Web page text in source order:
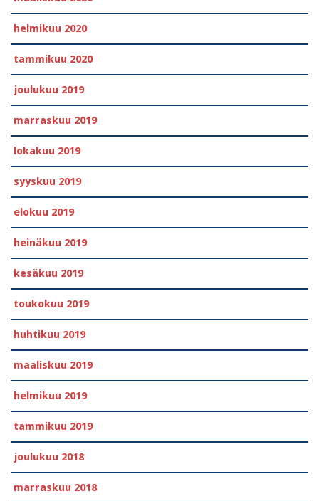
helmikuu 2020
tammikuu 2020
joulukuu 2019
marraskuu 2019
lokakuu 2019
syyskuu 2019
elokuu 2019
heinäkuu 2019
kesäkuu 2019
toukokuu 2019
huhtikuu 2019
maaliskuu 2019
helmikuu 2019
tammikuu 2019
joulukuu 2018
marraskuu 2018